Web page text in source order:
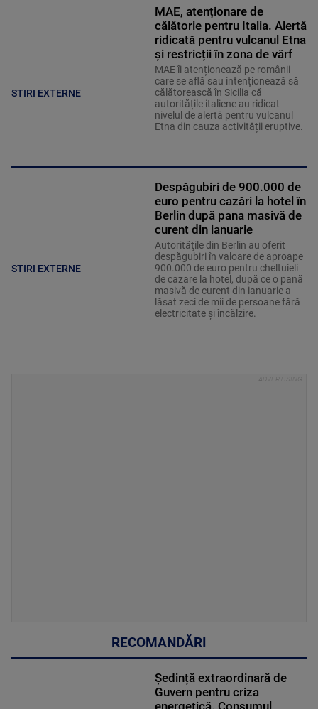
STIRI EXTERNE
MAE, atenționare de
călătorie pentru Italia. Alertă
ridicată pentru vulcanul Etna
și restricții în zona de vârf
MAE îi atenționează pe românii
care se află sau intenționează să
călătorească în Sicilia că
autoritățile italiene au ridicat
nivelul de alertă pentru vulcanul
Etna din cauza activității eruptive.
STIRI EXTERNE
Despăgubiri de 900.000 de
euro pentru cazări la hotel în
Berlin după pana masivă de
curent din ianuarie
Autorităţile din Berlin au oferit
despăgubiri în valoare de aproape
900.000 de euro pentru cheltuieli
de cazare la hotel, după ce o pană
masivă de curent din ianuarie a
lăsat zeci de mii de persoane fără
electricitate şi încălzire.
RECOMANDĂRI
Ședință extraordinară de
Guvern pentru criza
energetică. Consumul